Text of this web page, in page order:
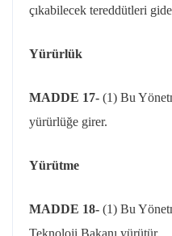
çıkabilecek tereddütleri
Yürürlük
MADDE 17- (1) Bu
yürürlüğe girer.
Yürütme
MADDE 18- (1) Bu
Teknoloji Bakanı yürütür.